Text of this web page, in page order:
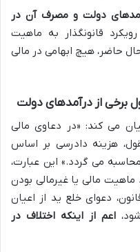
دولت و مصرف آن در
قانونگذار به ماهیت
حاضر، هیچ ابهامی در مالی
می کند: «در دعاوی مالی
هزینه دادرسی بر اساس
می گردد.» این عبارت،
مالی یا غیرمالی بودن
دعوای خلع ید از اعیان
اعم از اینکه اختلاف در